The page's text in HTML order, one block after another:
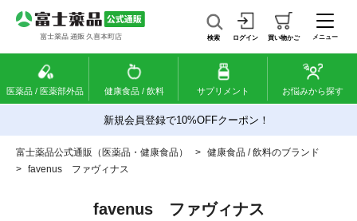
検索 ログイン 買い物かご メニュー
医薬品 / 医薬部外品 健康食品 / 飲料 サプリメント お悩みから探す
新規会員登録で10%OFFクーポン！
富士薬品公式通販（医薬品・健康食品） > 健康食品 / 飲料のブランド
> favenus ファヴィナス
favenus ファヴィナス